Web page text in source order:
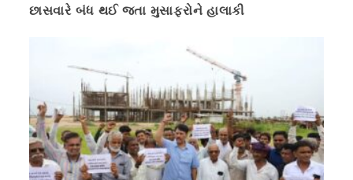
છાસવારે બંધ થઈ જતા મુસાફરોને હાલાકી